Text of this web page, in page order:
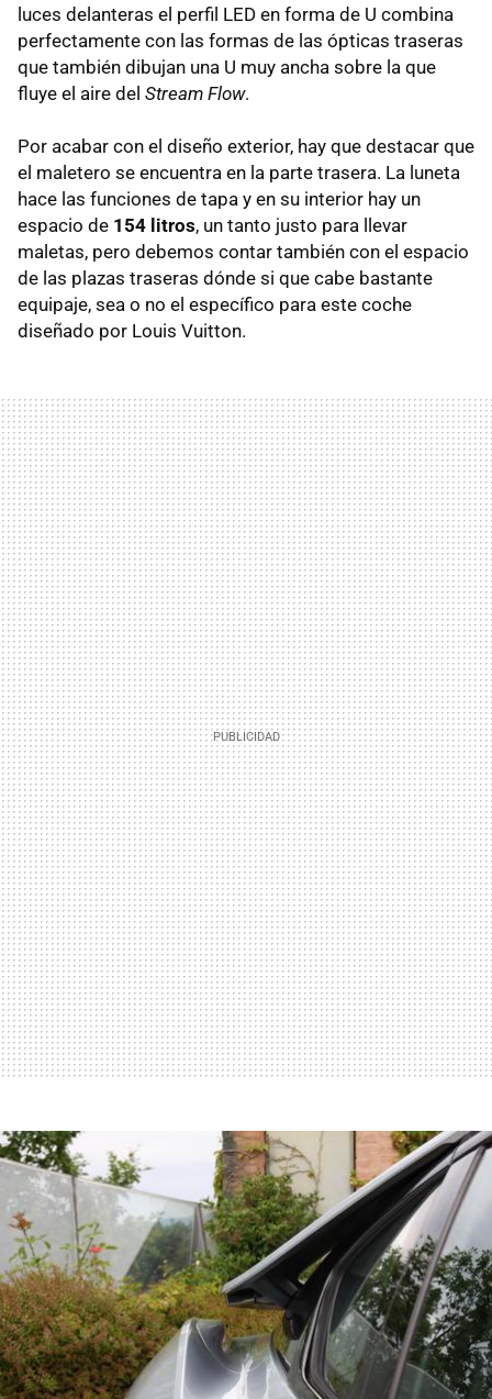
luces delanteras el perfil LED en forma de U combina
perfectamente con las formas de las ópticas traseras
que también dibujan una U muy ancha sobre la que
fluye el aire del Stream Flow.
Por acabar con el diseño exterior, hay que destacar que
el maletero se encuentra en la parte trasera. La luneta
hace las funciones de tapa y en su interior hay un
espacio de 154 litros, un tanto justo para llevar
maletas, pero debemos contar también con el espacio
de las plazas traseras dónde si que cabe bastante
equipaje, sea o no el específico para este coche
diseñado por Louis Vuitton.